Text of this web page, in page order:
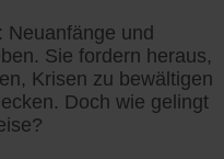
Neuanfänge und
Sie fordern heraus,
Krisen zu bewältigen
Doch wie gelingt